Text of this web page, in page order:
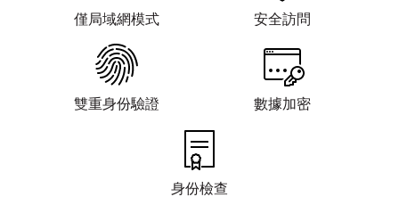
僅局域網模式 安全訪問
雙重身份驗證 數據加密
身份檢查
活動目錄支援
雲端與內部部署